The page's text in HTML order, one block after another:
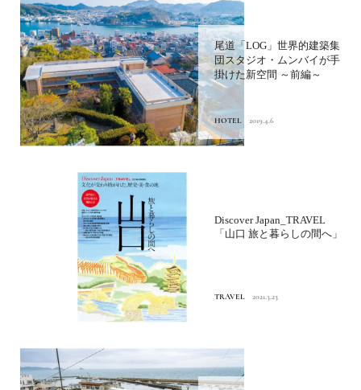
尾道「LOG」世界的建築集
団スタジオ・ムンバイが手
掛けた新空間 ～前編～
HOTEL 2019.4.6
Discover Japan_TRAVEL
「山口 旅と暮らしの間へ」
TRAVEL 2021.3.23